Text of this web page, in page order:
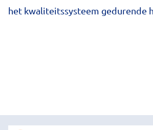
het kwaliteitssysteem gedurende